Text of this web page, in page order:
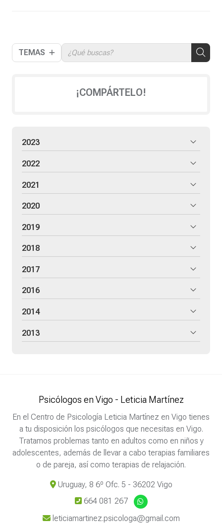
TEMAS
¡COMPÁRTELO!
2023
2022
2021
2020
2019
2018
2017
2016
2014
2013
Psicólogos en Vigo - Leticia Martínez
En el Centro de Psicología Leticia Martínez en Vigo tienes
a tu disposición los psicólogos que necesitas en Vigo.
Tratamos problemas tanto en adultos como en niños y
adolescentes, además de llevar a cabo terapias familiares
o de pareja, así como terapias de relajación.
Uruguay, 8 6º Ofc. 5 - 36202 Vigo
664 081 267
leticiamartinez.psicologa@gmail.com